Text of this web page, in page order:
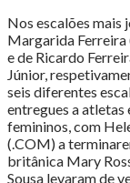
Nos escalões mais
Margarida Ferreira
e de Ricardo
Júnior,
seis diferentes
entregues a atletas
femininos, com
(.COM) a
britânica Mary
Sousa levaram de